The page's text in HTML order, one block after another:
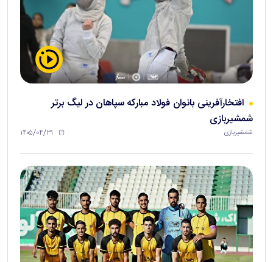
افتخارآفرینی بانوان فولاد مبارکه سپاهان در لیگ برتر
شمشیربازی
شمشیربازی ۱۴۰۵/۰۴/۳۱